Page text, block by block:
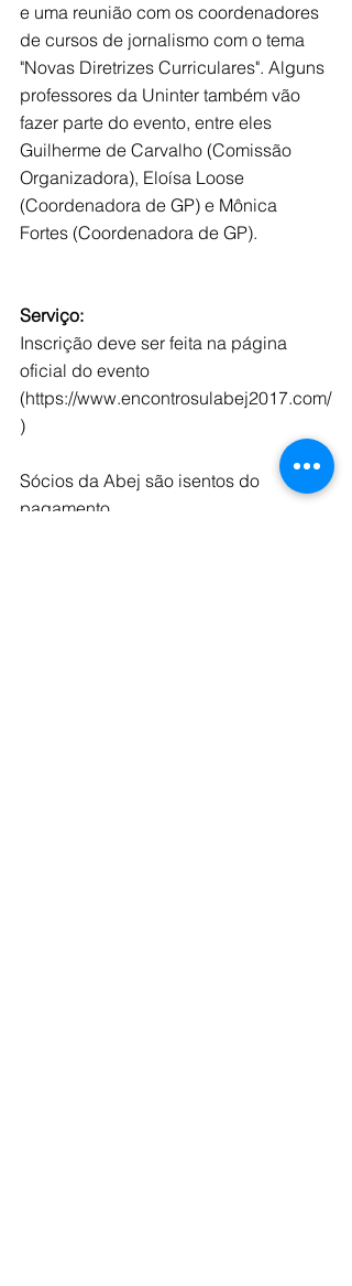
e uma reunião com os coordenadores
de cursos de jornalismo com o tema
"Novas Diretrizes Curriculares". Alguns
professores da Uninter também vão
fazer parte do evento, entre eles
Guilherme de Carvalho (Comissão
Organizadora), Eloísa Loose
(Coordenadora de GP) e Mônica
Fortes (Coordenadora de GP).
Serviço:
Inscrição deve ser feita na página
oficial do evento
(https://www.encontrosulabej2017.com/
)
Sócios da Abej são isentos do
pagamento.